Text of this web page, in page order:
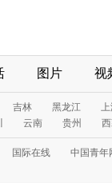
图片 视
吉林 黑龙江
云南 贵州
国际在线 中国青年